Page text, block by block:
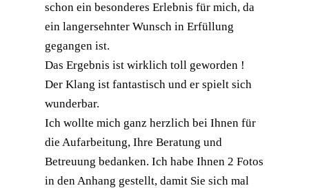
schon ein besonderes Erlebnis für mich, da
ein langersehnter Wunsch in Erfüllung
gegangen ist.
Das Ergebnis ist wirklich toll geworden !
Der Klang ist fantastisch und er spielt sich
wunderbar.
Ich wollte mich ganz herzlich bei Ihnen für
die Aufarbeitung, Ihre Beratung und
Betreuung bedanken. Ich habe Ihnen 2 Fotos
in den Anhang gestellt, damit Sie sich mal